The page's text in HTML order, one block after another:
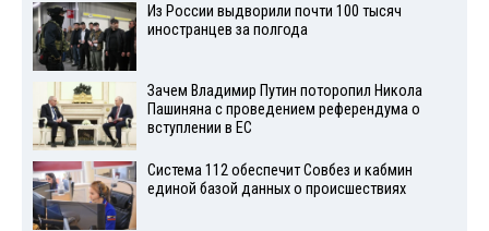
Из России выдворили почти 100 тысяч
иностранцев за полгода
Зачем Владимир Путин поторопил Никола
Пашиняна с проведением референдума о
вступлении в ЕС
Система 112 обеспечит Совбез и кабмин
единой базой данных о происшествиях